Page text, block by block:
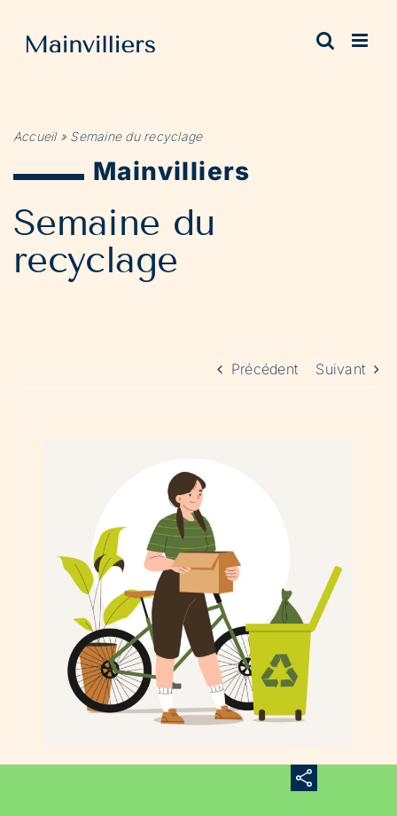
contenu
Accueil» Semaine du recyclage
Mainvilliers
Semaine du
recyclage
Précédent Suivant